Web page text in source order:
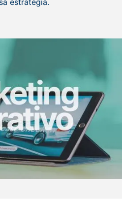
estratégia.